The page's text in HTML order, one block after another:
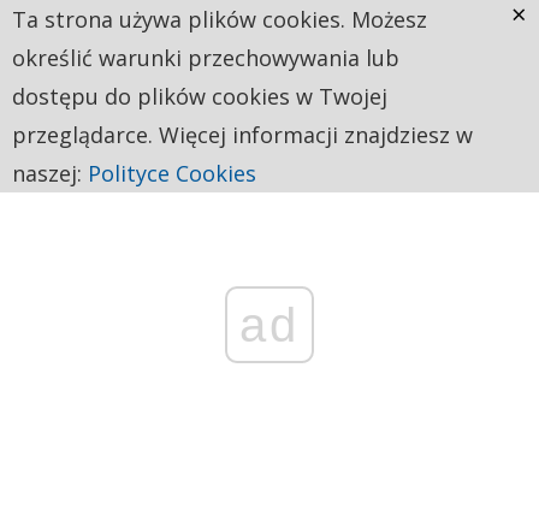
ad
Ta strona używa plików cookies. Możesz
określić warunki przechowywania lub
dostępu do plików cookies w Twojej
przeglądarce. Więcej informacji znajdziesz w
naszej: Polityce Cookies
×